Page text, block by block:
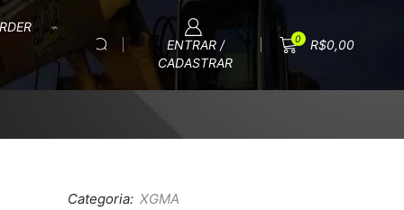
ENTRAR /
CADASTRAR
0 R$0,00
Categoria: XGMA